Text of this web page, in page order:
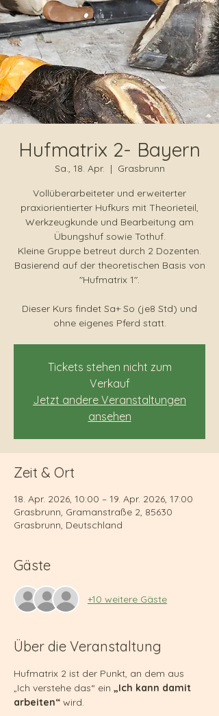
Hufmatrix 2- Bayern
Sa., 18. Apr.
  |
Grasbrunn
Vollüberarbeiteter und erweiterter
praxiorientierter Hufkurs mit Theorieteil,
Werkzeugkunde und Bearbeitung am
Übungshuf sowie Tothuf.
Kleine Gruppe betreut durch 2 Dozenten.
Basierend auf der theoretischen Basis von
"Hufmatrix 1".
Dieser Kurs findet Sa+ So (je8 Std) und
ohne eigenes Pferd statt.
Tickets stehen nicht zum
Verkauf
Jetzt andere Veranstaltungen
ansehen
Zeit & Ort
18. Apr. 2026, 10:00 – 19. Apr. 2026, 17:00
Grasbrunn, Gramanstraße 2, 85630
Grasbrunn, Deutschland
Gäste
+10 weitere Gäste
Über die Veranstaltung
Hufmatrix 2 ist der Punkt, an dem aus
„Ich verstehe das“ ein „Ich kann damit
arbeiten“ wird.